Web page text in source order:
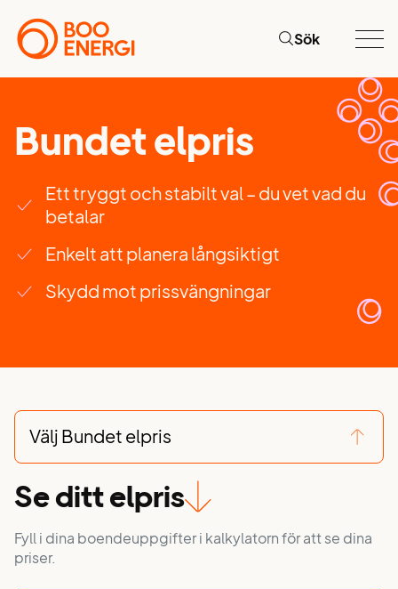
Sök
Bundet elpris
Ett tryggt och stabilt val – du vet vad du
betalar
Enkelt att planera långsiktigt
Skydd mot prissvängningar
Välj Bundet elpris
Se ditt elpris
Fyll i dina boendeuppgifter i kalkylatorn för att se dina
priser.